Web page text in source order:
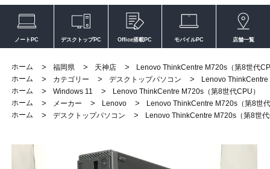
ノートPC デスクトップPC Office搭載PC モバイルPC 店舗一覧
ホーム > 福岡県 > 天神店 >
Lenovo ThinkCentre M720s（第8世代
ホーム
> カテゴリー > デスクトップパソコン >
Lenovo
ホーム
> Windows 11 >
Lenovo ThinkCentre M720s（第8世代CPU）
ホーム
> メーカー > Lenovo >
Lenovo ThinkCentre M720s（第8世
ホーム
> デスクトップパソコン > Lenovo ThinkCentre M720s（第8世